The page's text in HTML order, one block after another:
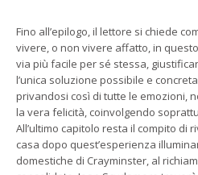
Fino all’epilogo, il lettore si chiede
vivere, o non vivere affatto, in
via più facile per sé stessa,
l’unica soluzione possibile e
privandosi così di tutte le emozioni,
la vera felicità, coinvolgendo
All’ultimo capitolo resta il compito di
casa dopo quest’esperienza
domestiche di Crayminster, al